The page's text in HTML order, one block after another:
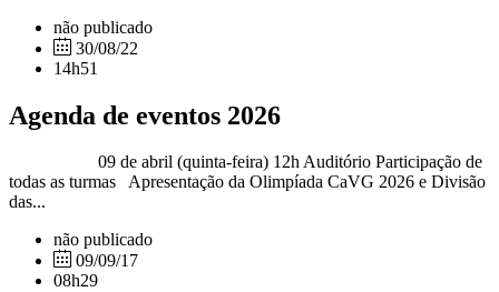
não publicado
30/08/22
14h51
Agenda de eventos 2026
09 de abril (quinta-feira) 12h Auditório Participação de
todas as turmas Apresentação da Olimpíada CaVG 2026 e Divisão
das...
não publicado
09/09/17
08h29